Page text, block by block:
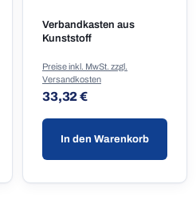
Verbandkasten aus
Kunststoff
Regulärer Preis:
33,32 €
Preise inkl. MwSt. zzgl.
Versandkosten
In den Warenkorb